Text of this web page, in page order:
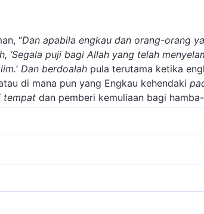
“Dan apabila engkau dan orang-orang
‘Segala puji bagi Allah yang telah
’ Dan berdoalah pula terutama ketika
di mana pun yang Engkau kehendaki
tempat dan pemberi kemuliaan bagi hamba-
topan sudah berakhir, pada tempat
baiknya, yang mengetahui tempat-
kepada kita supaya membaca doa ini
dengan (menyebut) nama Allah pada
aslinya.
Tempatkanlah aku pada tempat) kalau